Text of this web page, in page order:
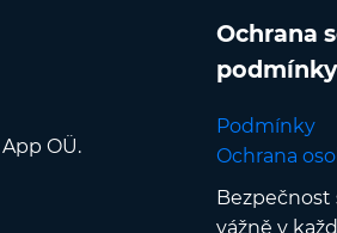
OÜ.
Ochrana
podmínky
Podmínky
Ochrana
vážně v